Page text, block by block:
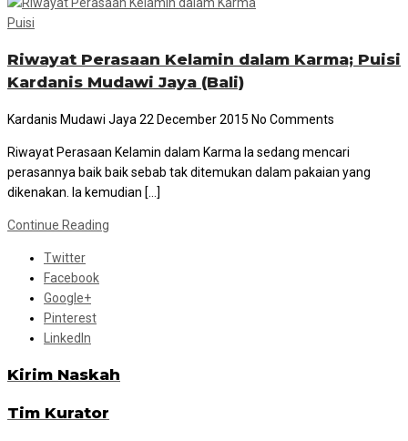
Puisi
Riwayat Perasaan Kelamin dalam Karma; Puisi
Kardanis Mudawi Jaya (Bali)
Kardanis Mudawi Jaya 22 December 2015 No Comments
Riwayat Perasaan Kelamin dalam Karma Ia sedang mencari
perasannya baik baik sebab tak ditemukan dalam pakaian yang
dikenakan. Ia kemudian […]
Continue Reading
Twitter
Facebook
Google+
Pinterest
LinkedIn
Kirim Naskah
Tim Kurator